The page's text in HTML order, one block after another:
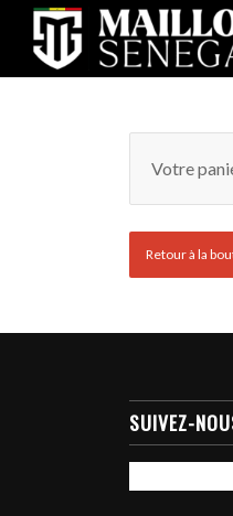
Votre
Retour à la
SUIVEZ-